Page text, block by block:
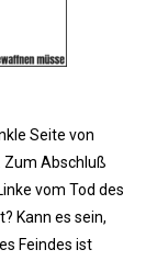
Seite von
Zum Abschluß
vom Tod des
Kann es sein,
Feindes ist